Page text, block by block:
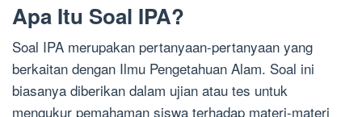
Apa Itu Soal IPA?
Soal IPA merupakan pertanyaan-pertanyaan yang
berkaitan dengan Ilmu Pengetahuan Alam. Soal ini
biasanya diberikan dalam ujian atau tes untuk
mengukur pemahaman siswa terhadap materi-materi